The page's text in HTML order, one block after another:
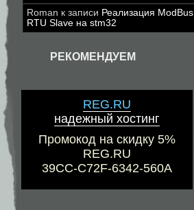
Roman к записи Реализация ModBus
RTU Slave на stm32
РЕКОМЕНДУЕМ
REG.RU
надежный хостинг
Промокод на скидку 5%
REG.RU
39CC-C72F-6342-560A